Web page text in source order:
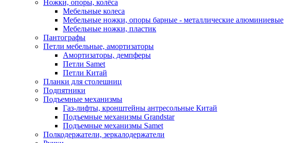
Ножки, опоры, колёса
Мебельные колеса
Мебельные ножки, опоры барные - металлические алюминиевые
Мебельные ножки, пластик
Пантографы
Петли мебельные, амортизаторы
Амортизаторы, демпферы
Петли Samet
Петли Китай
Планки для столешниц
Подпятники
Подъемные механизмы
Газ-лифты, кронштейны антресольные Китай
Подъемные механизмы Grandstar
Подъемные механизмы Samet
Полкодержатели, зеркалодержатели